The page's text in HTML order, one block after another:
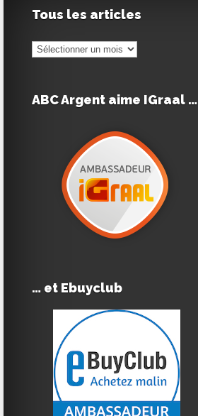
Tous les articles
Tous
les
ABC Argent aime IGraal …
… et Ebuyclub